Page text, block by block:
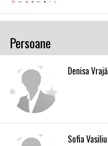
Persoane
Denisa Vrajă
Sofia Vasiliu